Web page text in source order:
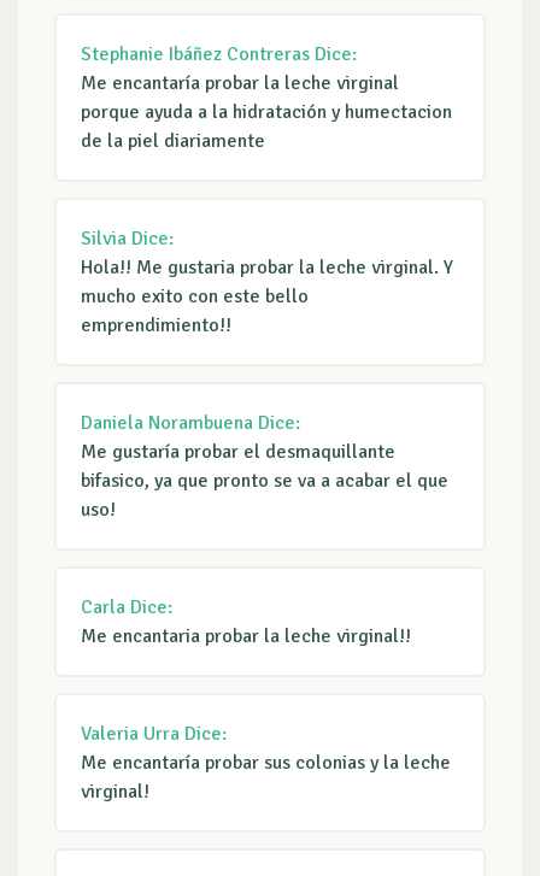
Stephanie Ibáñez Contreras Dice:
Me encantaría probar la leche virginal
porque ayuda a la hidratación y humectacion
de la piel diariamente
Silvia Dice:
Hola!! Me gustaria probar la leche virginal. Y
mucho exito con este bello
emprendimiento!!
Daniela Norambuena Dice:
Me gustaría probar el desmaquillante
bifasico, ya que pronto se va a acabar el que
uso!
Carla Dice:
Me encantaria probar la leche virginal!!
Valeria Urra Dice:
Me encantaría probar sus colonias y la leche
virginal!